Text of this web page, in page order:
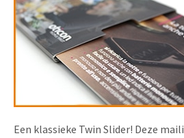
Een klassieke Twin Slider! Deze